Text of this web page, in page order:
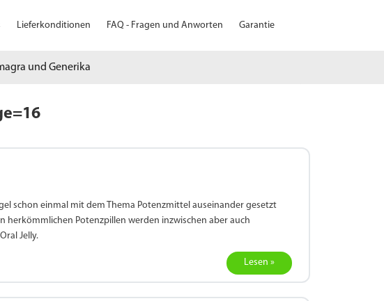
Lieferkonditionen FAQ - Fragen und Anworten Garantie
und Generika
schon einmal mit dem Thema Potenzmittel auseinander gesetzt
herkömmlichen Potenzpillen werden inzwischen aber auch
Jelly.
Lesen »